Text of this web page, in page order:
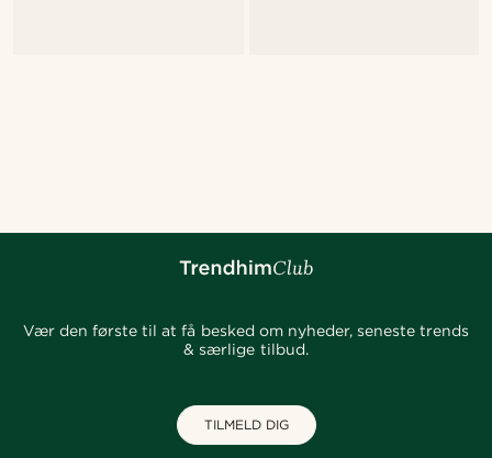
Vær den første til at få besked om nyheder, seneste trends
& særlige tilbud.
TILMELD DIG